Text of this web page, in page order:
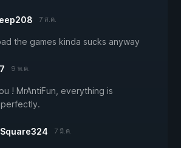
7 ส.ค.
the games kinda sucks anyway
9 พ.ค.
! MrAntiFun, everything is
7 มี.ค.